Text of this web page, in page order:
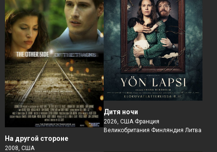
На другой стороне
2008, США
Дитя ночи
2026, США Франция
Великобритания Финляндия Литва